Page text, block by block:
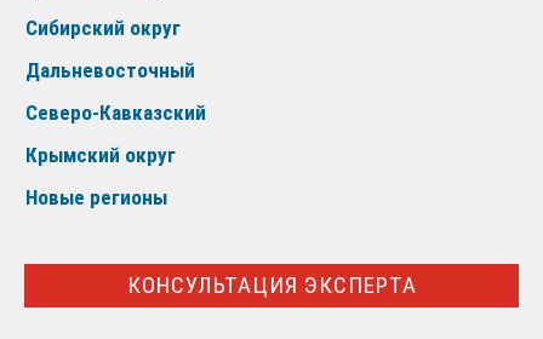
Сибирский округ
Дальневосточный
Северо-Кавказский
Крымский округ
Новые регионы
КОНСУЛЬТАЦИЯ ЭКСПЕРТА